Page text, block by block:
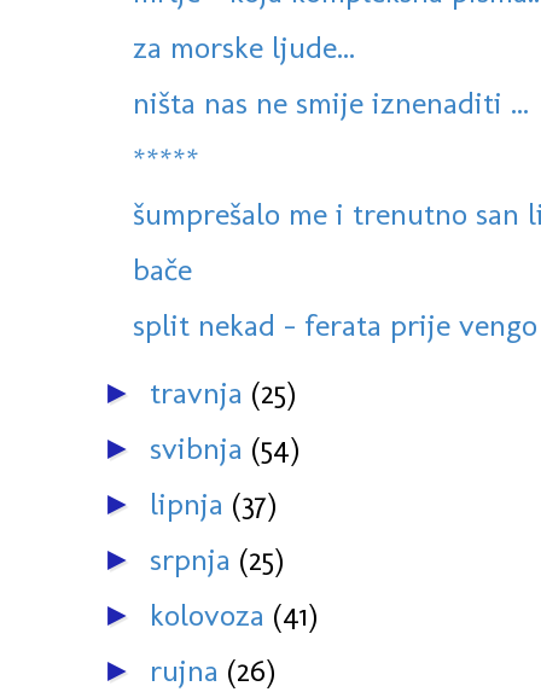
za morske ljude...
ništa nas ne smije iznenaditi ...
*****
šumprešalo me i trenutno san
bače
split nekad - ferata prije vengo
► travnja (25)
► svibnja (54)
► lipnja (37)
► srpnja (25)
► kolovoza (41)
► rujna (26)